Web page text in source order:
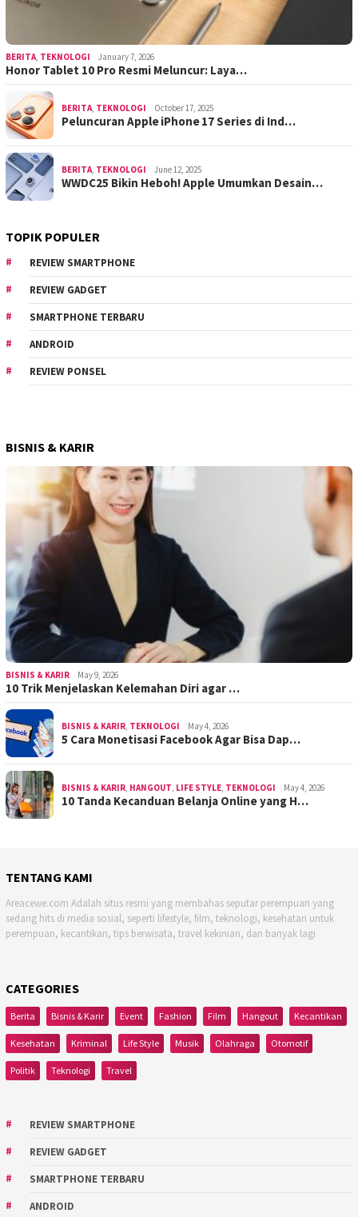
BERITA TEKNOLOGI January 7, 2026
Honor Tablet 10 Pro Resmi Meluncur: Laya…
BERITA TEKNOLOGI October 17, 2025
Peluncuran Apple iPhone 17 Series di Ind…
BERITA TEKNOLOGI June 12, 2025
WWDC25 Bikin Heboh! Apple Umumkan Desain…
TOPIK POPULER
REVIEW SMARTPHONE
REVIEW GADGET
SMARTPHONE TERBARU
ANDROID
REVIEW PONSEL
BISNIS & KARIR
BISNIS & KARIR May 9, 2026
10 Trik Menjelaskan Kelemahan Diri agar …
BISNIS & KARIR TEKNOLOGI May 4, 2026
5 Cara Monetisasi Facebook Agar Bisa Dap…
BISNIS & KARIR HANGOUT LIFE STYLE TEKNOLOGI May 4, 2026
10 Tanda Kecanduan Belanja Online yang H…
TENTANG KAMI
Areacewe.com Adalah situs resmi yang membahas seputar perempuan yang
sedang hits di media sosial, seperti lifestyle, film, teknologi, kesehatan untuk
perempuan, kecantikan, tips berwisata, travel kekinian, dan banyak lagi
CATEGORIES
Berita Bisnis & Karir Event Fashion Film Hangout Kecantikan
Kesehatan Kriminal Life Style Musik Olahraga Otomotif
Politik Teknologi Travel
REVIEW SMARTPHONE
REVIEW GADGET
SMARTPHONE TERBARU
ANDROID